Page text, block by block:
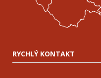
RYCHLÝ KONTAKT